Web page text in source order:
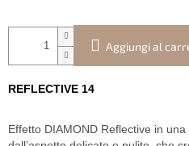
Aggiungi al
REFLECTIVE 14
Effetto DIAMOND Reflective in